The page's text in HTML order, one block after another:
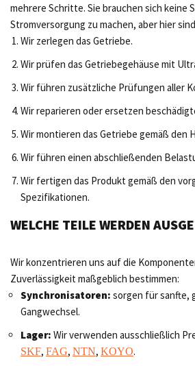
mehrere Schritte. Sie brauchen sich keine
Stromversorgung zu machen, aber hier
Wir zerlegen das Getriebe.
Wir prüfen das Getriebegehäuse mit
Wir führen zusätzliche Prüfungen aller
Wir reparieren oder ersetzen
Wir montieren das Getriebe gemäß den
Wir führen einen abschließenden
Wir fertigen das Produkt gemäß den
Spezifikationen.
WELCHE TEILE WERDEN
Wir konzentrieren uns auf die
Zuverlässigkeit maßgeblich bestimmen:
Synchronisatoren: sorgen für sanfte,
Gangwechsel.
Lager: Wir verwenden ausschließlich
SKF, FAG, NTN, KOYO.